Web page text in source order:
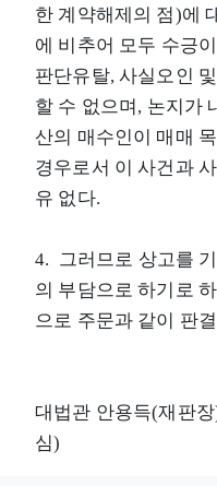
한 계약해제의 점)에
에 비추어 모두 수긍
판단유탈, 사실오인
할 수 없으며, 논지가
산의 매수인이 매매
경우로서 이 사건과
유 없다.
4. 그러므로 상고를
의 부담으로 하기로
으로 주문과 같이 판
대법관 안용득(재판
심)